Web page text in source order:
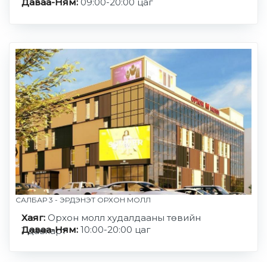
САЛБАР 3 - ЭРДЭНЭТ ОРХОН МОЛЛ
Хаяг: Орхон молл худалдааны төвийн
1 давхарт
Даваа-Ням: 10:00-20:00 цаг